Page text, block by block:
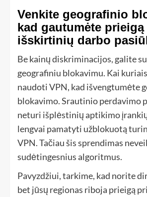
Venkite geografinio
kad gautumėte
išskirtinių darbo
Be kainų diskriminacijos, galite
geografiniu blokavimu. Kai
naudoti VPN, kad išvengtumėte
blokavimo. Srautinio perdavimo
neturi išplėstinių aptikimo
lengvai pamatyti užblokuotą
VPN. Tačiau šis sprendimas
sudėtingesnius algoritmus.
Pavyzdžiui, tarkime, kad norite
bet jūsų regionas riboja prieigą